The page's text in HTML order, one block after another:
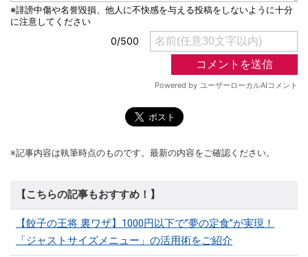
※記事内容は執筆時点のものです。最新の内容をご確認ください。
【こちらの記事もおすすめ！】
【餃子の王将 裏ワザ】1000円以下で”夢の定食”が実現！
「ジャストサイズメニュー」の活用術をご紹介